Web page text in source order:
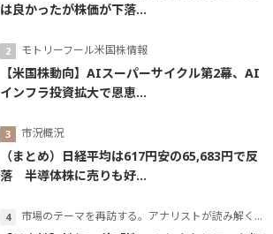
は良かったが株価が下落...
モトリーフール米国株情報
【米国株動向】AIスーパーサイクル第2幕、AI
インフラ投資拡大で恩恵...
市況概況
（まとめ）日経平均は617円安の65,683円で反
落 半導体株に売りも好...
市場のテーマを再訪する。アナリストが読み解くテーマの本質